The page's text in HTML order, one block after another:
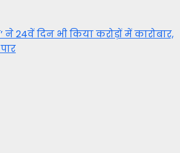
ने 24वें दिन भी किया करोड़ों में कारोबार,